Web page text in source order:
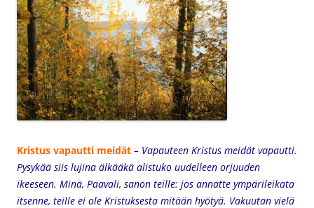
Kristus vapautti meidät – Vapauteen Kristus meidät vapautti.
Pysykää siis lujina älkääkä alistuko uudelleen orjuuden
ikeeseen. Minä, Paavali, sanon teille: jos annatte ympärileikata
itsenne, teille ei ole Kristuksesta mitään hyötyä. Vakuutan vielä